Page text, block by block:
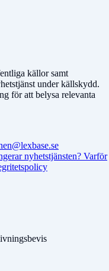
källor samt
under källskydd.
för att belysa relevanta
nyhetstjänsten? Varför